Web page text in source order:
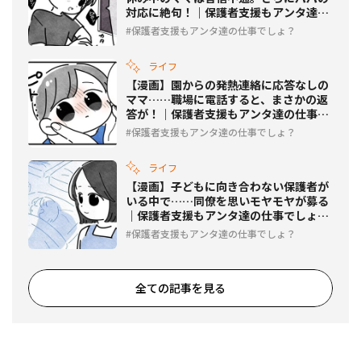
対応に絶句！｜保護者支援もアンタ達の
仕事でしょ？ #12
保護者支援もアンタ達の仕事でしょ？
ライフ
【漫画】園からの発熱連絡に応答なしの
ママ……職場に電話すると、まさかの返
答が！｜保護者支援もアンタ達の仕事で
しょ？ #11
保護者支援もアンタ達の仕事でしょ？
ライフ
【漫画】子どもに向き合わない保護者が
いる中で……同僚を思いモヤモヤが募る
｜保護者支援もアンタ達の仕事でしょ？
#10
保護者支援もアンタ達の仕事でしょ？
全ての記事を見る